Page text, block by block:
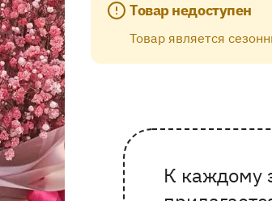
Товар недоступен
Товар является
Почему
К каждому